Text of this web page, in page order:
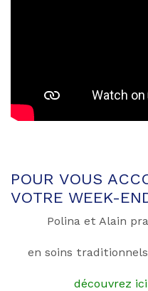
POUR VOUS
VOTRE WEEK-
Polina et Alain
en soins
découvrez